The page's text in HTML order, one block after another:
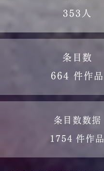
353人
条目数
664 件作品
条目数数据
1754 件作品